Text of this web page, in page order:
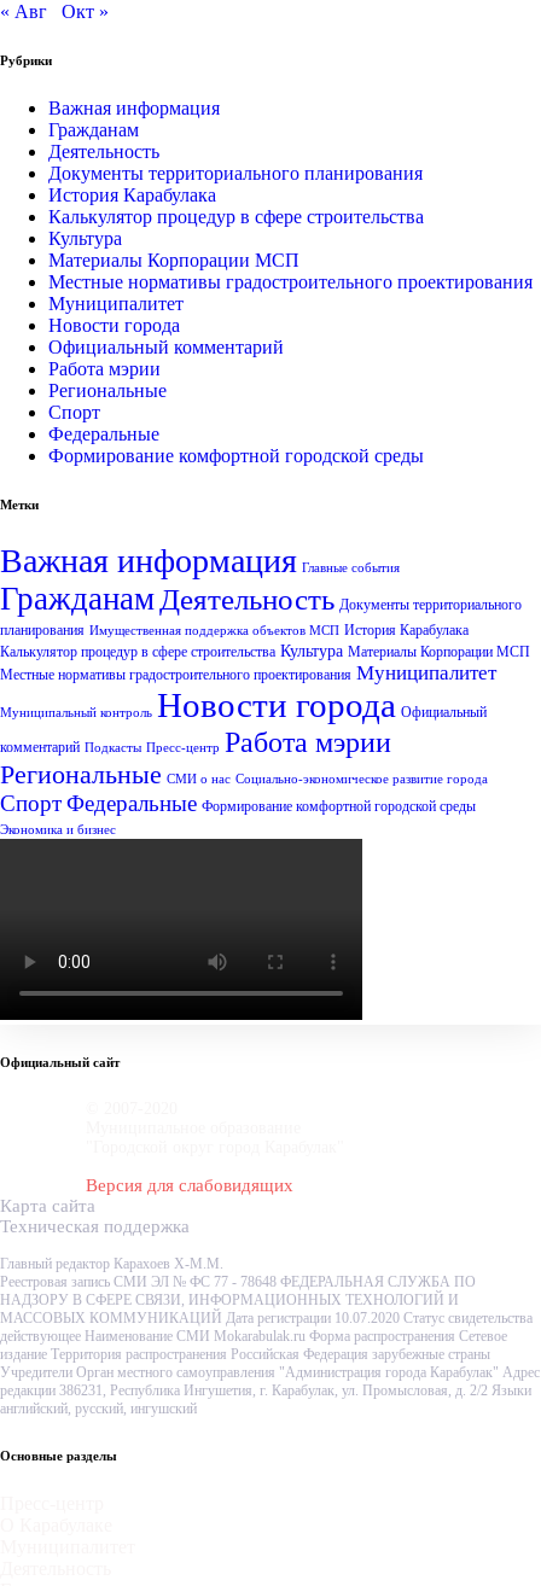
« Авг
Окт »
Рубрики
Важная информация
Гражданам
Деятельность
Документы территориального планирования
История Карабулака
Калькулятор процедур в сфере строительства
Культура
Материалы Корпорации МСП
Местные нормативы градостроительного проектирования
Муниципалитет
Новости города
Официальный комментарий
Работа мэрии
Региональные
Спорт
Федеральные
Формирование комфортной городской среды
Метки
Важная информация Главные события
Гражданам Деятельность Документы территориального
планирования Имущественная поддержка объектов МСП История Карабулака
Калькулятор процедур в сфере строительства Культура Материалы Корпорации МСП
Местные нормативы градостроительного проектирования Муниципалитет
Муниципальный контроль Новости города Официальный
комментарий Подкасты Пресс-центр Работа мэрии
Региональные СМИ о нас Социально-экономическое развитие города
СпортФедеральные Формирование комфортной городской среды
Экономика и бизнес
Официальный сайт
Версия для слабовидящих
Карта сайта
Техническая поддержка
Главный редактор Карахоев Х-М.М.
Реестровая запись СМИ ЭЛ № ФС 77 - 78648 ФЕДЕРАЛЬНАЯ СЛУЖБА ПО
НАДЗОРУ В СФЕРЕ СВЯЗИ, ИНФОРМАЦИОННЫХ ТЕХНОЛОГИЙ И
МАССОВЫХ КОММУНИКАЦИЙ Дата регистрации 10.07.2020 Статус свидетельства
действующее Наименование СМИ Mokarabulak.ru Форма распространения Сетевое
издание Территория распространения Российская Федерация зарубежные страны
Учредители Орган местного самоуправления "Администрация города Карабулак" Адрес
редакции 386231, Республика Ингушетия, г. Карабулак, ул. Промысловая, д. 2/2 Языки
английский, русский, ингушский
Основные разделы